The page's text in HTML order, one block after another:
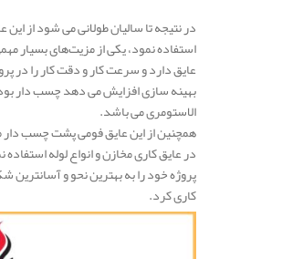
در نتیجه تا سالیان طولانی می شود از این
استفاده نمود، یکی از مزیت‌های بسیار
عایق دارد و سرعت کار و دقت کار را در
بهینه سازی افزایش می دهد چسب دار
الاستومری می باشد.
همچنین از این عایق فومی پشت چسب
در عایق کاری مخازن و انواع لوله استفاده
پروژه خود را به بهترین نحو و آسانترین
کاری کرد.